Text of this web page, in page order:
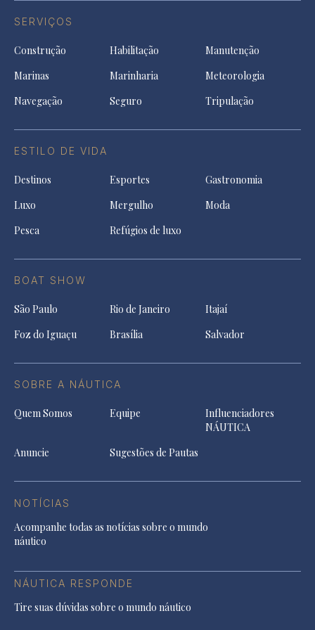
SERVIÇOS
Construção Habilitação
Manutenção
Marinas
Marinharia
Meteorologia
Navegação
Seguro Tripulação
ESTILO DE VIDA
Destinos Esportes
Gastronomia
Luxo
Mergulho
Moda
Pesca
Refúgios de luxo
BOAT SHOW
São Paulo Rio de Janeiro
Itajaí
Foz do Iguaçu
Brasília Salvador
SOBRE A NÁUTICA
Quem Somos Equipe
Influenciadores
NÁUTICA
Anuncie
Sugestões de Pautas
NOTÍCIAS
Acompanhe todas as notícias sobre o mundo
náutico
NÁUTICA RESPONDE
Tire suas dúvidas sobre o mundo náutico